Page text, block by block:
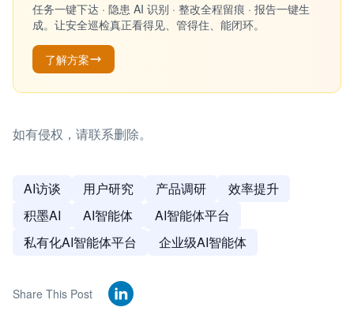
任务一键下达 · 隐患 AI 识别 · 整改全程留痕 · 报告一键生
成。让安全巡检真正看得见、管得住、能闭环。
了解方案
如有侵权，请联系删除。
AI访谈 用户研究 产品调研
效率提升
积墨AI
AI智能体
AI智能体平台
私有化AI智能体平台
企业级AI智能体
Share This Post